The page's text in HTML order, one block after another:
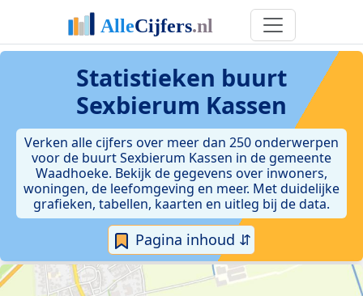
Statistieken buurt
Sexbierum Kassen
Verken alle cijfers over meer dan 250 onderwerpen
voor de buurt Sexbierum Kassen in de gemeente
Waadhoeke. Bekijk de gegevens over inwoners,
woningen, de leefomgeving en meer. Met duidelijke
grafieken, tabellen, kaarten en uitleg bij de data.
Pagina inhoud ⇵